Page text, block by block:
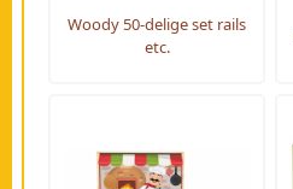
Woody 50-delige set rails
etc.